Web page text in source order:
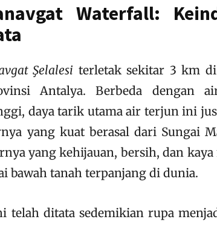
Waterfall:
Şelalesi terletak sekitar 3 km di
Antalya. Berbeda dengan
daya tarik utama air terjun ini
yang kuat berasal dari Sungai
yang kehijauan, bersih, dan
bawah tanah terpanjang di dunia.
telah ditata sedemikian rupa